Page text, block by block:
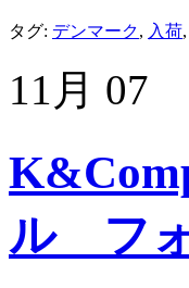
タグ: デンマーク, 入荷,
11月 07
ル フ